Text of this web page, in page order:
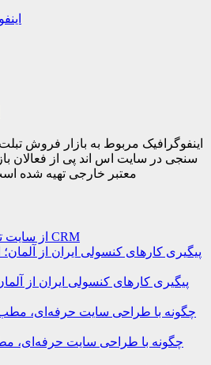
اینفوگرافیک مربوط به بازار فروش
سنجی در سایت اس اند پی از فعالان
معتبر خارجی تهیه شده
از سایت تا CRM
پیگیری کارهای کنسولی ایران از
چگونه با طراحی سایت حرفه‌ای،